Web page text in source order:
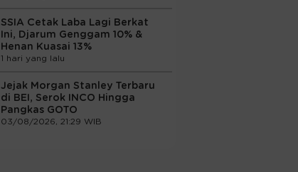
SSIA Cetak Laba Lagi Berkat
Ini, Djarum Genggam 10% &
Henan Kuasai 13%
1 hari yang lalu
Jejak Morgan Stanley Terbaru
di BEI, Serok INCO Hingga
Pangkas GOTO
03/08/2026, 21:29 WIB